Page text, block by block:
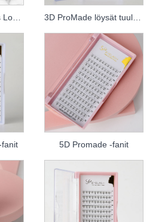
Promade Eyelashes Loose Fans
fanit 5D Promade -fanit